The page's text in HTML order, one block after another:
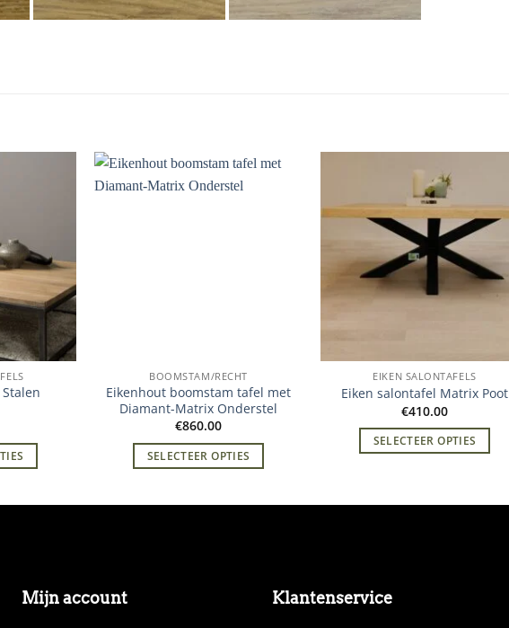
BOOMSTAM/RECHT
Eikenhout boomstam tafel met
Diamant-Matrix Onderstel
€860.00
SELECTEER OPTIES
EIKEN SALONTAFELS
Eiken salontafel Matrix Poot
€410.00
SELECTEER OPTIES
Mijn account Klantenservice